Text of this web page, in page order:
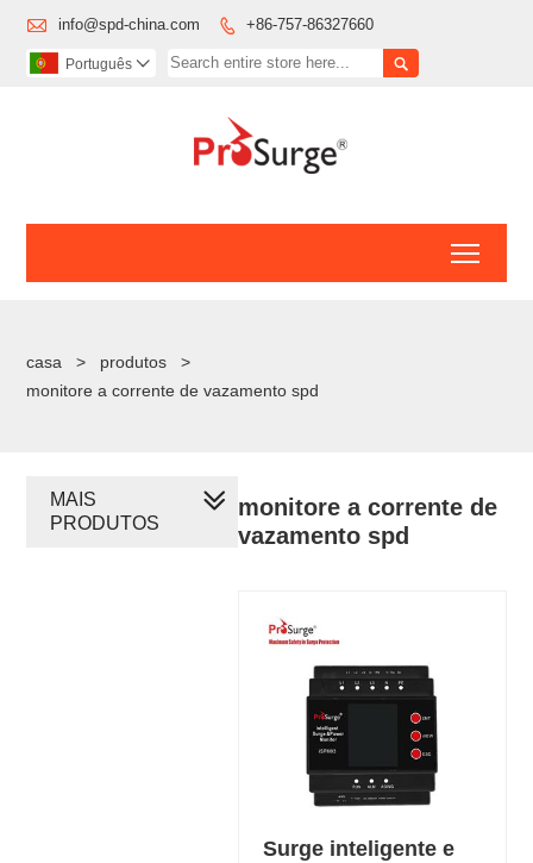
 info@spd-china.com  +86-757-86327660

Português 
casa > produtos
>
monitore a corrente de vazamento spd
monitore a corrente de
vazamento spd
Surge inteligente e
MAIS
PRODUTOS